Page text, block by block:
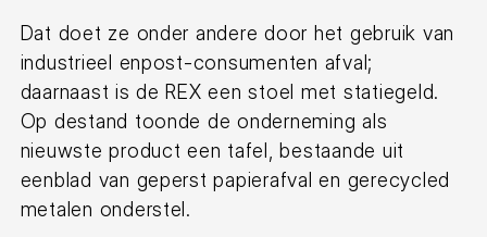
Dat doet ze onder andere door het gebruik van
industrieel enpost-consumenten afval;
daarnaast is de REX een stoel met statiegeld.
Op destand toonde de onderneming als
nieuwste product een tafel, bestaande uit
eenblad van geperst papierafval en gerecycled
metalen onderstel.